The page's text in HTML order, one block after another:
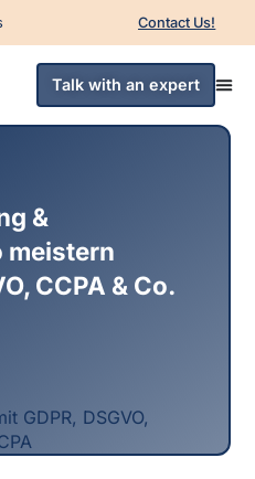
Contact Us!
Talk with an expert
&
meistern
CCPA & Co.